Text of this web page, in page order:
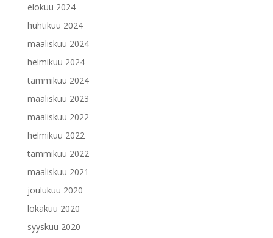
elokuu 2024
huhtikuu 2024
maaliskuu 2024
helmikuu 2024
tammikuu 2024
maaliskuu 2023
maaliskuu 2022
helmikuu 2022
tammikuu 2022
maaliskuu 2021
joulukuu 2020
lokakuu 2020
syyskuu 2020